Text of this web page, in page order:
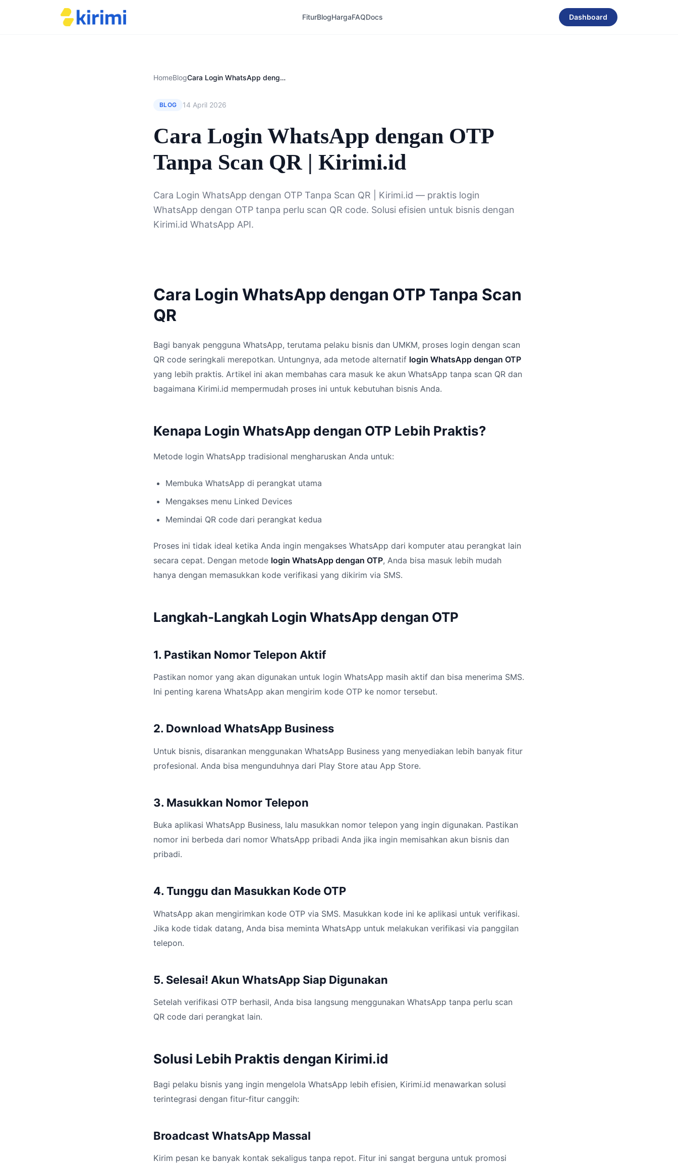
FiturBlogHargaFAQDocs Dashboard
HomeBlog Cara Login WhatsApp dengan OTP Tanpa Scan QR | Kirimi.id
BLOG 14 April 2026
Cara Login WhatsApp dengan OTP
Tanpa Scan QR | Kirimi.id
Cara Login WhatsApp dengan OTP Tanpa Scan QR | Kirimi.id — praktis login
WhatsApp dengan OTP tanpa perlu scan QR code. Solusi efisien untuk bisnis dengan
Kirimi.id WhatsApp API.
Cara Login WhatsApp dengan OTP Tanpa Scan
QR
Bagi banyak pengguna WhatsApp, terutama pelaku bisnis dan UMKM, proses login dengan scan
QR code seringkali merepotkan. Untungnya, ada metode alternatif login WhatsApp dengan OTP
yang lebih praktis. Artikel ini akan membahas cara masuk ke akun WhatsApp tanpa scan QR dan
bagaimana Kirimi.id mempermudah proses ini untuk kebutuhan bisnis Anda.
Kenapa Login WhatsApp dengan OTP Lebih Praktis?
Metode login WhatsApp tradisional mengharuskan Anda untuk:
Membuka WhatsApp di perangkat utama
Mengakses menu Linked Devices
Memindai QR code dari perangkat kedua
Proses ini tidak ideal ketika Anda ingin mengakses WhatsApp dari komputer atau perangkat lain
secara cepat. Dengan metode login WhatsApp dengan OTP, Anda bisa masuk lebih mudah
hanya dengan memasukkan kode verifikasi yang dikirim via SMS.
Langkah-Langkah Login WhatsApp dengan OTP
1. Pastikan Nomor Telepon Aktif
Pastikan nomor yang akan digunakan untuk login WhatsApp masih aktif dan bisa menerima SMS.
Ini penting karena WhatsApp akan mengirim kode OTP ke nomor tersebut.
2. Download WhatsApp Business
Untuk bisnis, disarankan menggunakan WhatsApp Business yang menyediakan lebih banyak fitur
profesional. Anda bisa mengunduhnya dari Play Store atau App Store.
3. Masukkan Nomor Telepon
Buka aplikasi WhatsApp Business, lalu masukkan nomor telepon yang ingin digunakan. Pastikan
nomor ini berbeda dari nomor WhatsApp pribadi Anda jika ingin memisahkan akun bisnis dan
pribadi.
4. Tunggu dan Masukkan Kode OTP
WhatsApp akan mengirimkan kode OTP via SMS. Masukkan kode ini ke aplikasi untuk verifikasi.
Jika kode tidak datang, Anda bisa meminta WhatsApp untuk melakukan verifikasi via panggilan
telepon.
5. Selesai! Akun WhatsApp Siap Digunakan
Setelah verifikasi OTP berhasil, Anda bisa langsung menggunakan WhatsApp tanpa perlu scan
QR code dari perangkat lain.
Solusi Lebih Praktis dengan Kirimi.id
Bagi pelaku bisnis yang ingin mengelola WhatsApp lebih efisien, Kirimi.id menawarkan solusi
terintegrasi dengan fitur-fitur canggih:
Broadcast WhatsApp Massal
Kirim pesan ke banyak kontak sekaligus tanpa repot. Fitur ini sangat berguna untuk promosi